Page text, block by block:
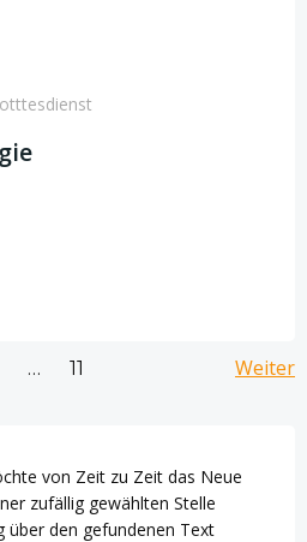
… Seite
11 Weiter
von Zeit zu Zeit das Neue
zufällig gewählten Stelle
über den gefundenen Text